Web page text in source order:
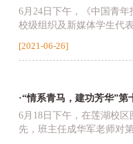
6月24日下午，《中国青
校级组织及新媒体学生代
[2021-06-26]
·“情系青马，建功芳华”
6月18日下午，在莲湖校
先，班主任成华军老师对